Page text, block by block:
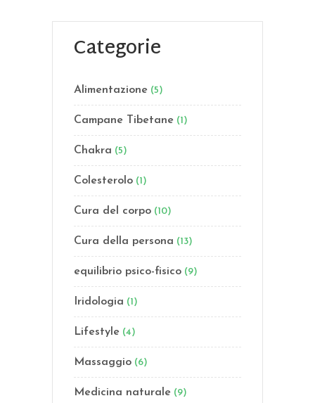
Categorie
Alimentazione (5)
Campane Tibetane (1)
Chakra (5)
Colesterolo (1)
Cura del corpo (10)
Cura della persona (13)
equilibrio psico-fisico (9)
Iridologia (1)
Lifestyle (4)
Massaggio (6)
Medicina naturale (9)